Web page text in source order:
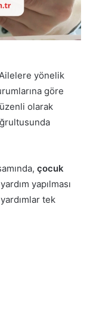
Ailelere yönelik
göre
olarak
çocuk
yardım yapılması
tek